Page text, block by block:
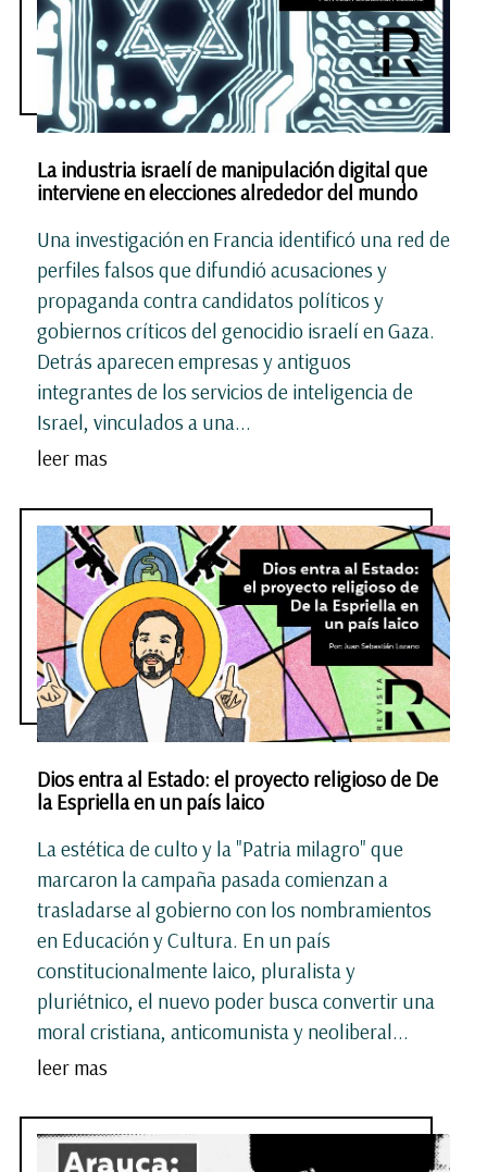
La industria israelí de manipulación digital que
interviene en elecciones alrededor del mundo
Una investigación en Francia identificó una red de
perfiles falsos que difundió acusaciones y
propaganda contra candidatos políticos y
gobiernos críticos del genocidio israelí en Gaza.
Detrás aparecen empresas y antiguos
integrantes de los servicios de inteligencia de
Israel, vinculados a una...
leer mas
Dios entra al Estado: el proyecto religioso de De
la Espriella en un país laico
La estética de culto y la "Patria milagro" que
marcaron la campaña pasada comienzan a
trasladarse al gobierno con los nombramientos
en Educación y Cultura. En un país
constitucionalmente laico, pluralista y
pluriétnico, el nuevo poder busca convertir una
moral cristiana, anticomunista y neoliberal...
leer mas